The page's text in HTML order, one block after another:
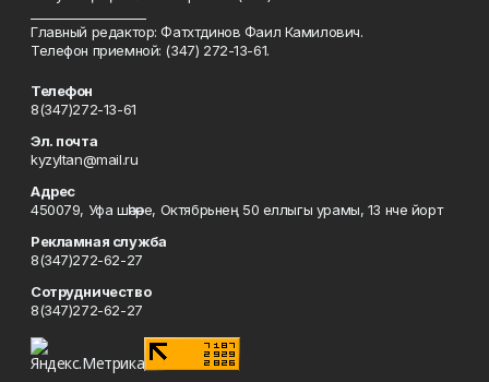
Главный редактор: Фатхтдинов Фаил Камилович.
Телефон приемной: (347) 272-13-61.
Телефон
8(347)272-13-61
Эл. почта
kyzyltan@mail.ru
Адрес
450079, Уфа шәһәре, Октябрьнең 50 еллыгы урамы, 13 нче йорт
Рекламная служба
8(347)272-62-27
Сотрудничество
8(347)272-62-27